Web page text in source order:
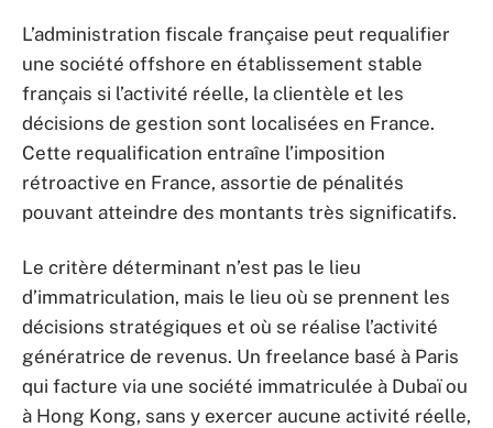
L’administration fiscale française peut requalifier
une société offshore en établissement stable
français si l’activité réelle, la clientèle et les
décisions de gestion sont localisées en France.
Cette requalification entraîne l’imposition
rétroactive en France, assortie de pénalités
pouvant atteindre des montants très significatifs.
Le critère déterminant n’est pas le lieu
d’immatriculation, mais le lieu où se prennent les
décisions stratégiques et où se réalise l’activité
génératrice de revenus. Un freelance basé à Paris
qui facture via une société immatriculée à Dubaï ou
à Hong Kong, sans y exercer aucune activité réelle,